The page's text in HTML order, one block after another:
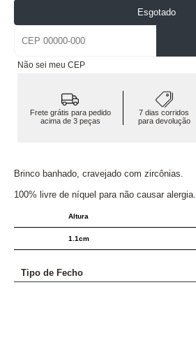
Esgotado
Não sei meu CEP
Frete grátis para pedido
acima de 3 peças
7 dias corridos
para devolução
Brinco banhado, cravejado com zircônias.
100% livre de níquel para não causar alergia.
Altura
1.1cm
Tipo de Fecho